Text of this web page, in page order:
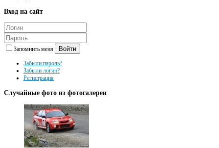
Вход на сайт
Запомнить меня Войти
Забыли пароль?
Забыли логин?
Регистрация
Случайные фото из фотогалереи